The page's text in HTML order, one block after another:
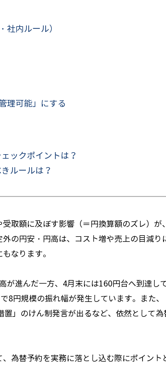
内ルール）
理可能」にする
ックポイントは？
ルールは？
取額に及ぼす影響（＝円換算額のズレ）が、
の円安・円高は、コスト増や売上の目減り
なります。
が進んだ一方、4月末には160円台へ到達し
8円規模の振れ幅が発生しています。また、
」のけん制発言が出るなど、依然として為
為替予約を実務に落とし込む際にポイント